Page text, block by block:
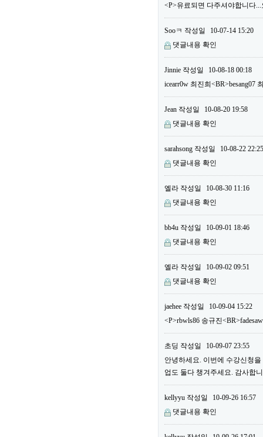
<P>유료되면 다주셔야합니다
Sooㅋ 작성일
10-07-14 15:20
댓글내용 확인
Jinnie 작성일
10-08-18 00:18
icearr0w 최진희<BR>besang07
Jean 작성일
10-08-20 19:58
댓글내용 확인
sarahsong 작성일
10-08-22 22:25
댓글내용 확인
엘라 작성일
10-08-30 11:16
댓글내용 확인
bb4u 작성일
10-09-01 18:46
댓글내용 확인
엘라 작성일
10-09-02 09:51
댓글내용 확인
jaehee 작성일
10-09-04 15:22
<P>rbwls86 송규진
초딩 작성일
10-09-07 23:55
안녕하세요. 이번에 수강신청
업도 둘다 챙겨주세요. 감사합
kellyyu 작성일
10-09-26 16:57
댓글내용 확인